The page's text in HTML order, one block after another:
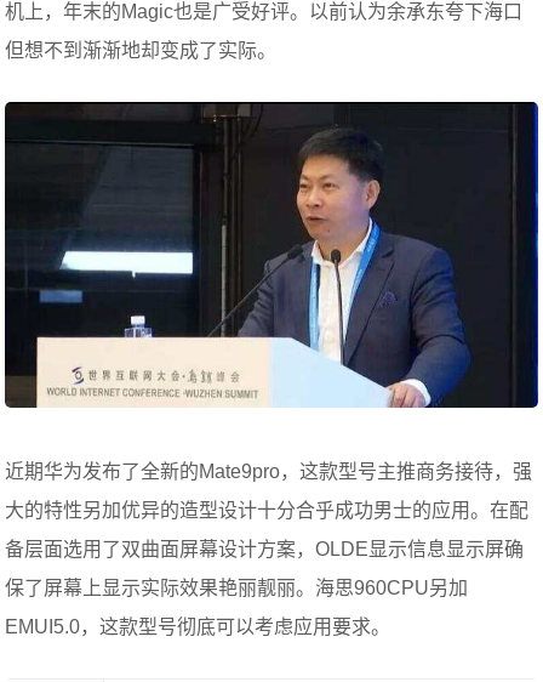
机上，年末的Magic也是广受好评。以前认为余承东夸下海口
但想不到渐渐地却变成了实际。
近期华为发布了全新的Mate9pro，这款型号主推商务接待，强
大的特性另加优异的造型设计十分合乎成功男士的应用。在配
备层面选用了双曲面屏幕设计方案，OLDE显示信息显示屏确
保了屏幕上显示实际效果艳丽靓丽。海思960CPU另加
EMUI5.0，这款型号彻底可以考虑应用要求。